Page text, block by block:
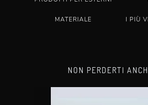
MATERIALE I PIÙ
NON PERDERTI